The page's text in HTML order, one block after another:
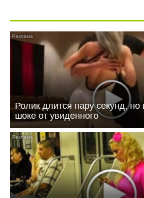
Ролик длится пару секунд, но
шоке от увиденного